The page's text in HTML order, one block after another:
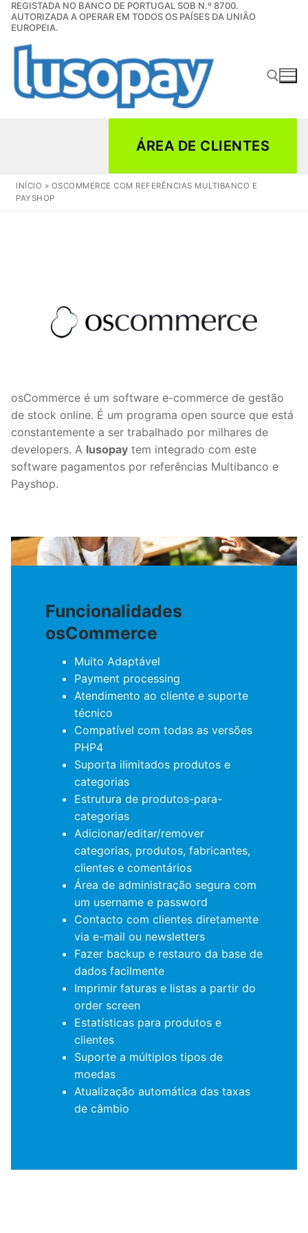
Saltar
para
conteúdo
REGISTADA NO BANCO DE PORTUGAL SOB N.º 8700.
AUTORIZADA A OPERAR EM TODOS OS PAÍSES DA UNIÃO
EUROPEIA.
ÁREA DE CLIENTES
INÍCIO » OSCOMMERCE COM REFERÊNCIAS MULTIBANCO E
PAYSHOP
osCommerce é um software e-commerce de gestão
de stock online. É um programa open source que está
constantemente a ser trabalhado por milhares de
developers. A lusopay tem integrado com este
software pagamentos por referências Multibanco e
Payshop.
Funcionalidades
osCommerce
Muito Adaptável
Payment processing
Atendimento ao cliente e suporte
técnico
Compatível com todas as versões
PHP4
Suporta ilimitados produtos e
categorias
Estrutura de produtos-para-
categorias
Adicionar/editar/remover
categorias, produtos, fabricantes,
clientes e comentários
Área de administração segura com
um username e password
Contacto com clientes diretamente
via e-mail ou newsletters
Fazer backup e restauro da base de
dados facilmente
Imprimir faturas e listas a partir do
order screen
Estatísticas para produtos e
clientes
Suporte a múltiplos tipos de
moedas
Atualização automática das taxas
de câmbio